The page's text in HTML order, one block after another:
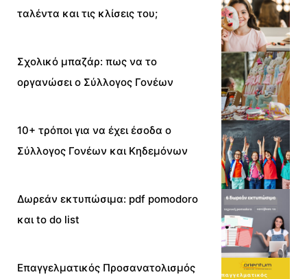
ταλέντα και τις κλίσεις του;
Σχολικό μπαζάρ: πως να το
οργανώσει ο Σύλλογος Γονέων
10+ τρόποι για να έχει έσοδα ο
Σύλλογος Γονέων και Κηδεμόνων
Δωρεάν εκτυπώσιμα: pdf pomodoro
και to do list
Επαγγελματικός Προσανατολισμός